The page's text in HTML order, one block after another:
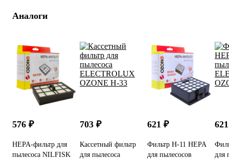
Аналоги
576 ₽
HEPA-фильтр для
пылесоса NILFISK
703 ₽
Кассетный фильтр
для пылесоса
621 ₽
Фильтр H-11 HEPA
для пылесосов
для